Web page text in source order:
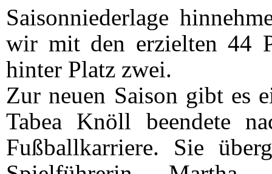
Saisonniederlage
wir mit den erzielten 44
hinter Platz zwei.
Zur neuen Saison gibt es
Tabea Knöll beendete
Fußballkarriere. Sie